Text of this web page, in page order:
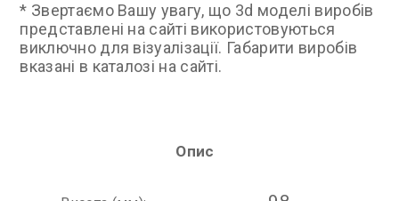
* Звертаємо Вашу увагу, що 3d моделі виробів
представлені на сайті використовуються
виключно для візуалізації. Габарити виробів
вказані в каталозі на сайті.
Опис